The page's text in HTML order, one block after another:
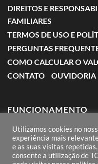
DIREITOS E
FAMILIARES
TERMOS DE USO E
PERGUNTAS
COMO CALCULAR O
CONTATO
OUVIDORIA
FUNCIONAMENTO
Segunda a Sexta: das 7:00
Sábado: das 8:00 às 12:00
Utilizamos cookies no
experiência mais
e as suas visitas
consente a utilização de